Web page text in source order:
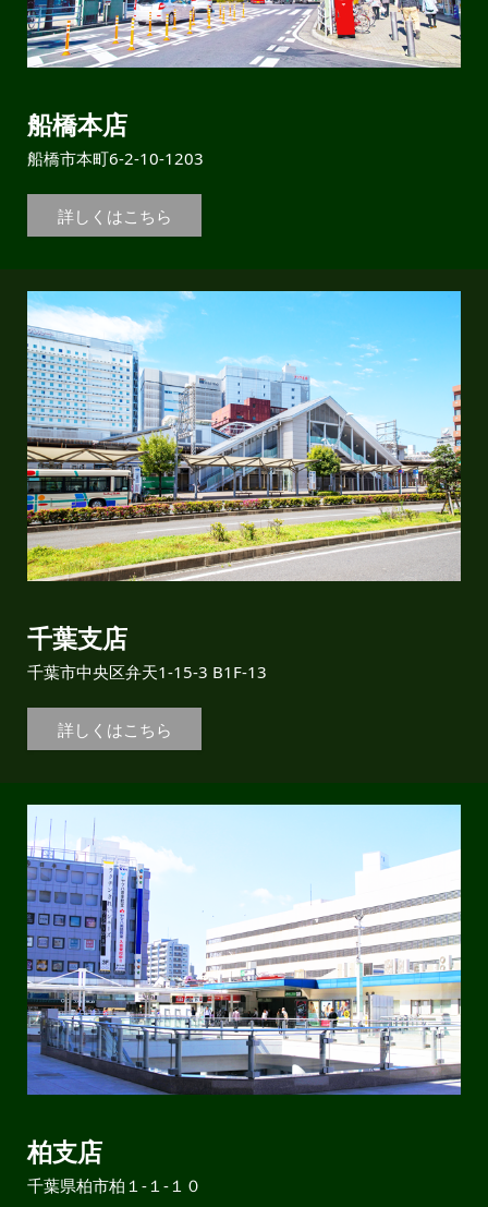
船橋本店
船橋市本町6-2-10-1203
詳しくはこちら
千葉支店
千葉市中央区弁天1-15-3 B1F-13
詳しくはこちら
柏支店
千葉県柏市柏１-１-１０